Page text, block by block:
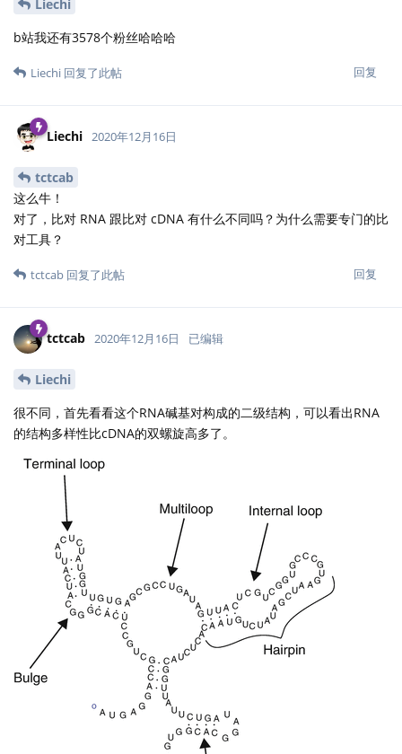
Liechi
b站我还有3578个粉丝哈哈哈
回复
Liechi 回复了此帖
Liechi 2020年12月16日
tctcab
这么牛！
对了，比对 RNA 跟比对 cDNA 有什么不同吗？为什么需要专门的比
对工具？
回复
tctcab 回复了此帖
tctcab 2020年12月16日 已编辑
Liechi
很不同，首先看看这个RNA碱基对构成的二级结构，可以看出RNA
的结构多样性比cDNA的双螺旋高多了。